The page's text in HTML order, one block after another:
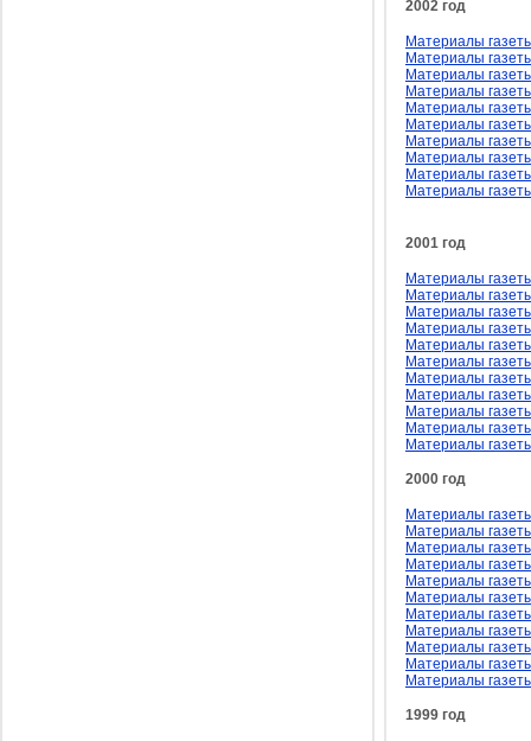
2002 год
Материалы
Материалы
Материалы
Материалы
Материалы
Материалы
Материалы
Материалы
Материалы
Материалы
2001 год
Материалы
Материалы
Материалы
Материалы
Материалы
Материалы
Материалы
Материалы
Материалы
Материалы
Материалы
2000 год
Материалы
Материалы
Материалы
Материалы
Материалы
Материалы
Материалы
Материалы
Материалы
Материалы
Материалы
1999 год